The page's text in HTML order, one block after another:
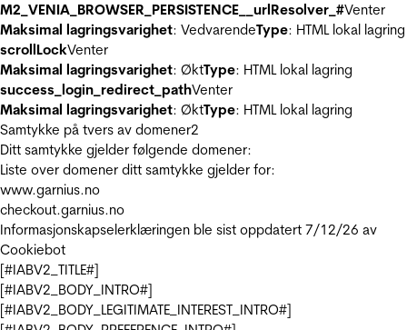
M2_VENIA_BROWSER_PERSISTENCE__urlResolver_#Venter
Maksimal lagringsvarighet: VedvarendeType: HTML lokal lagring
scrollLockVenter
Maksimal lagringsvarighet: ØktType: HTML lokal lagring
success_login_redirect_pathVenter
Maksimal lagringsvarighet: ØktType: HTML lokal lagring
Samtykke på tvers av domener2
Ditt samtykke gjelder følgende domener:
Liste over domener ditt samtykke gjelder for:
www.garnius.no
checkout.garnius.no
Informasjonskapselerklæringen ble sist oppdatert 7/12/26 av
Cookiebot
[#IABV2_TITLE#]
[#IABV2_BODY_INTRO#]
[#IABV2_BODY_LEGITIMATE_INTEREST_INTRO#]